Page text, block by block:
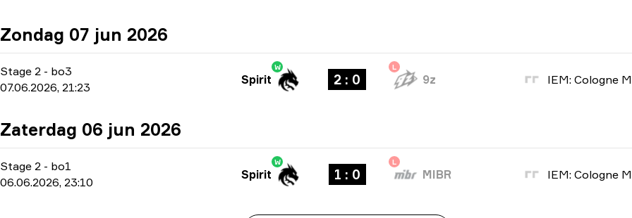
Zondag 07 jun 2026
Stage 2 - bo3
07.06.2026, 21:23
W
Spirit 2 : 0
L
9z
Zaterdag 06 jun 2026
Stage 2 - bo1
06.06.2026, 23:10
W
Spirit 1 : 0
L
MIBR